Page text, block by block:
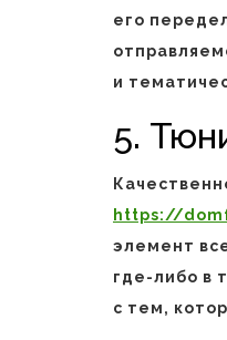
его
и
5.
https://
элемент
где-либо в
с тем,